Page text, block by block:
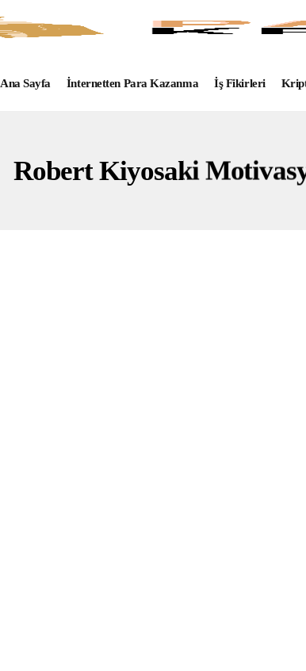
Ana Sayfa İnternetten Para Kazanma İş Fikirleri
Robert Kiyosaki